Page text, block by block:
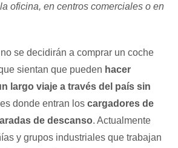
oficina, en centros comerciales o en
se decidirán a comprar un coche
sientan que pueden hacer
largo viaje a través del país sin
donde entran loscargadores de
de descanso. Actualmente
y grupos industriales que trabajan